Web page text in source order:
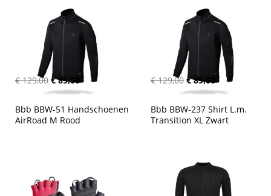
€ 129,00 € 89,00 € 129,00 € 89,00
Bbb BBW-51 Handschoenen
AirRoad M Rood
Bbb BBW-237 Shirt L.m.
Transition XL Zwart